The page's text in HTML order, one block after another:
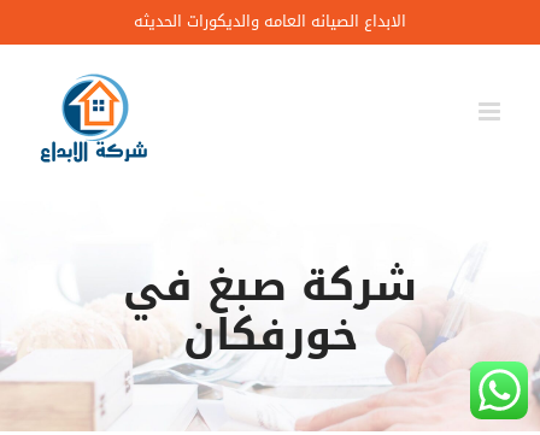
to
content
الابداع الصيانه العامه والديكورات الحديثه
شركة صبغ في
خورفكان